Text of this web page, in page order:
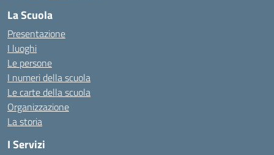
La Scuola
Presentazione
I luoghi
Le persone
I numeri della scuola
Le carte della scuola
Organizzazione
La storia
I Servizi